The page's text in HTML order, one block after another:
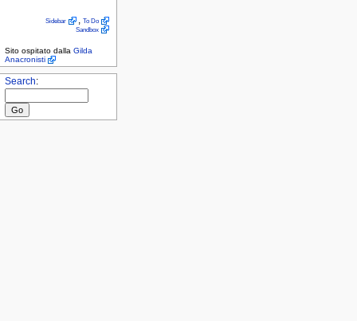
Sidebar
To Do
Sandbox
Sito ospitato dallaGilda
Anacronisti
Search: